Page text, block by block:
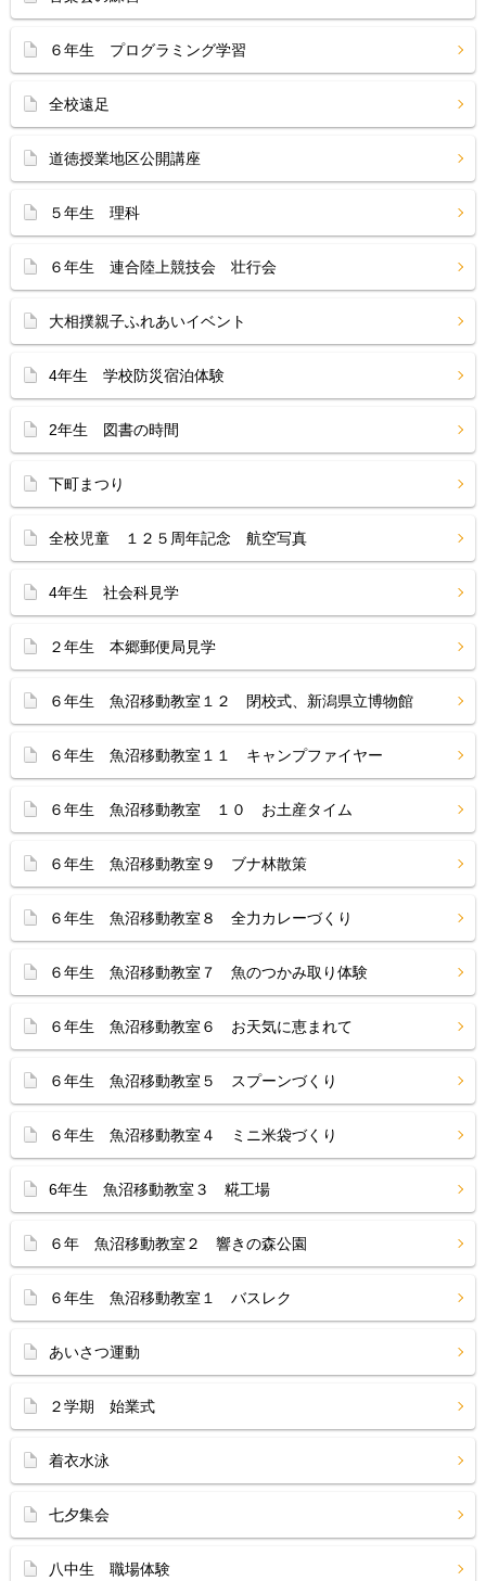
６年生 プログラミング学習
全校遠足
道徳授業地区公開講座
５年生 理科
６年生 連合陸上競技会 壮行会
大相撲親子ふれあいイベント
4年生 学校防災宿泊体験
2年生 図書の時間
下町まつり
全校児童 １２５周年記念 航空写真
4年生 社会科見学
２年生 本郷郵便局見学
６年生 魚沼移動教室１２ 閉校式、新潟県立博物館
６年生 魚沼移動教室１１ キャンプファイヤー
６年生 魚沼移動教室 １０ お土産タイム
６年生 魚沼移動教室９ ブナ林散策
６年生 魚沼移動教室８ 全力カレーづくり
６年生 魚沼移動教室７ 魚のつかみ取り体験
６年生 魚沼移動教室６ お天気に恵まれて
６年生 魚沼移動教室５ スプーンづくり
６年生 魚沼移動教室４ ミニ米袋づくり
6年生 魚沼移動教室３ 糀工場
６年 魚沼移動教室２ 響きの森公園
６年生 魚沼移動教室１ バスレク
あいさつ運動
２学期 始業式
着衣水泳
七夕集会
八中生 職場体験